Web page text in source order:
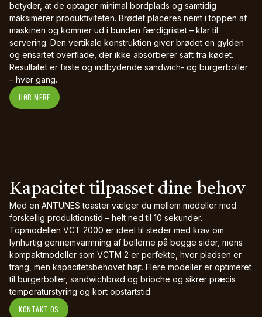
betyder, at de optager minimal bordplads og samtidig
maksimerer produktiviteten. Brødet placeres nemt i toppen af
maskinen og kommer ud i bunden færdigristet – klar til
servering. Den vertikale konstruktion giver brødet en gylden
og ensartet overflade, der ikke absorberer saft fra kødet.
Resultatet er faste og indbydende sandwich- og burgerboller
– hver gang.
HØR MERE
Kapacitet tilpasset dine behov
Med en ANTUNES toaster vælger du mellem modeller med
forskellig produktionstid – helt ned til 10 sekunder.
Topmodellen VCT 2000 er ideel til steder med krav om
lynhurtig gennemvarmning af bollerne på begge sider, mens
kompaktmodeller som VCTM 2 er perfekte, hvor pladsen er
trang, men kapacitetsbehovet højt. Flere modeller er optimeret
til burgerboller, sandwichbrød og brioche og sikrer præcis
temperaturstyring og kort opstartstid.
KONTAKT OS